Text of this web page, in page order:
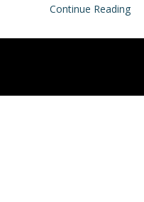
Continue Reading